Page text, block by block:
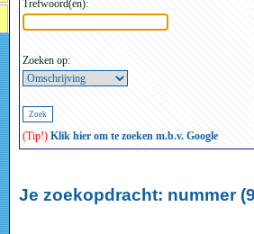
Trefwoord(en):
Zoeken op:
(Tip!) Klik hier om te zoeken m.b.v. Google
Je zoekopdracht: nummer